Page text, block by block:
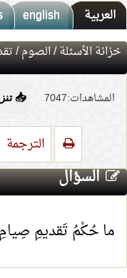
العربية english
🚀جديد
سرعة
🎨واجهة
🔔تتابع
خزانة الأسئلة/الصوم/
المشاهدات:7047 📥 تنزيل
الترجمة
السؤال
ما حُكْمُ تَقديمِ